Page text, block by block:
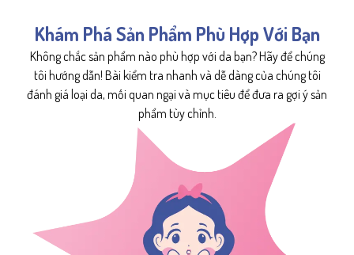
Khám Phá Sản Phẩm Phù Hợp Với Bạn
Không chắc sản phẩm nào phù hợp với da bạn? Hãy để chúng
tôi hướng dẫn! Bài kiểm tra nhanh và dễ dàng của chúng tôi
đánh giá loại da, mối quan ngại và mục tiêu để đưa ra gợi ý sản
phẩm tùy chỉnh.